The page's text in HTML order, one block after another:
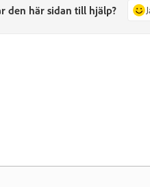
den här sidan till hjälp?